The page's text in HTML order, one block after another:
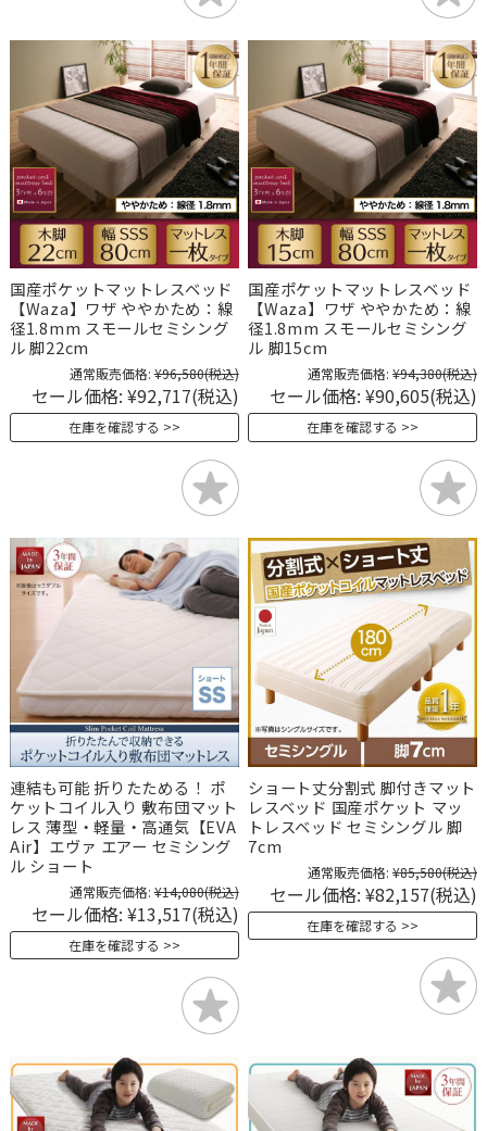
国産ポケットマットレスベッド
【Waza】ワザ ややかため：線
径1.8mm スモールセミシング
ル 脚22cm
通常販売価格: ¥96,580(税込)
セール価格: ¥92,717(税込)
在庫を確認する
国産ポケットマットレスベッド
【Waza】ワザ ややかため：線
径1.8mm スモールセミシング
ル 脚15cm
通常販売価格: ¥94,380(税込)
セール価格: ¥90,605(税込)
在庫を確認する
連結も可能 折りたためる！ ポ
ケットコイル入り 敷布団マット
レス 薄型・軽量・高通気【EVA
Air】エヴァ エアー セミシング
ル ショート
通常販売価格: ¥14,080(税込)
セール価格: ¥13,517(税込)
在庫を確認する
ショート丈分割式 脚付きマット
レスベッド 国産ポケット マッ
トレスベッド セミシングル 脚
7cm
通常販売価格: ¥85,580(税込)
セール価格: ¥82,157(税込)
在庫を確認する